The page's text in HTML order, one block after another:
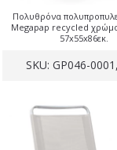
SKU: GP046-
Πολυθρόνα
Megapap recycled
57x55x86εκ.